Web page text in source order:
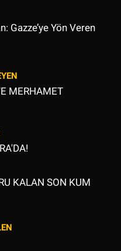
Gazze’ye Yön Veren
MERHAMET
KALAN SON KUM